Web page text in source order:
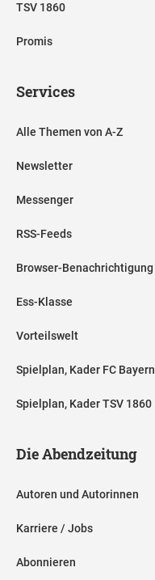
TSV 1860
Promis
Services
Alle Themen von A-Z
Newsletter
Messenger
RSS-Feeds
Browser-Benachrichtigung
Ess-Klasse
Vorteilswelt
Spielplan, Kader FC Bayern
Spielplan, Kader TSV 1860
Die Abendzeitung
Autoren und Autorinnen
Karriere / Jobs
Abonnieren